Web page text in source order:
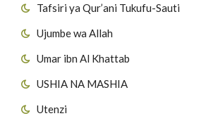
Tafsiri ya Qur’ani Tukufu-Sauti
Ujumbe wa Allah
Umar ibn Al Khattab
USHIA NA MASHIA
Utenzi